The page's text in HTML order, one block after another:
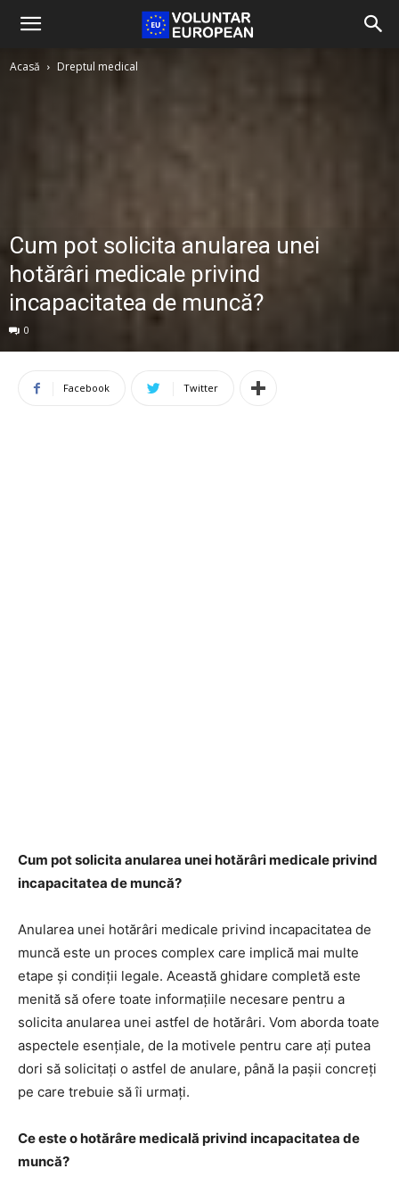
Acasă Dreptul medical
Cum pot solicita anularea unei
hotărâri medicale privind
incapacitatea de muncă?
0
Facebook Twitter
Cum pot solicita anularea unei hotărâri medicale privind
incapacitatea de muncă?
Anularea unei hotărâri medicale privind incapacitatea de
muncă este un proces complex care implică mai multe
etape și condiții legale. Această ghidare completă este
menită să ofere toate informațiile necesare pentru a
solicita anularea unei astfel de hotărâri. Vom aborda toate
aspectele esențiale, de la motivele pentru care ați putea
dori să solicitați o astfel de anulare, până la pașii concreți
pe care trebuie să îi urmați.
Ce este o hotărâre medicală privind incapacitatea de
muncă?